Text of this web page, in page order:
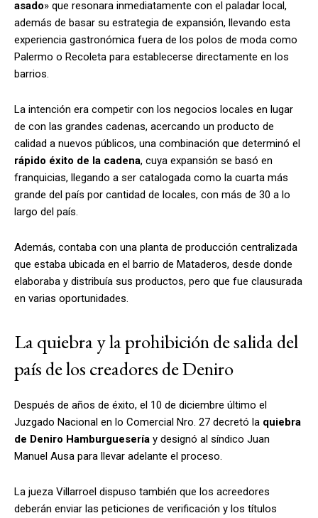
asado» que resonara inmediatamente con el paladar local,
además de basar su estrategia de expansión, llevando esta
experiencia gastronómica fuera de los polos de moda como
Palermo o Recoleta para establecerse directamente en los
barrios.
La intención era competir con los negocios locales en lugar
de con las grandes cadenas, acercando un producto de
calidad a nuevos públicos, una combinación que determinó el
rápido éxito de la cadena, cuya expansión se basó en
franquicias, llegando a ser catalogada como la cuarta más
grande del país por cantidad de locales, con más de 30 a lo
largo del país.
Además, contaba con una planta de producción centralizada
que estaba ubicada en el barrio de Mataderos, desde donde
elaboraba y distribuía sus productos, pero que fue clausurada
en varias oportunidades.
La quiebra y la prohibición de salida del
país de los creadores de Deniro
Después de años de éxito, el 10 de diciembre último el
Juzgado Nacional en lo Comercial Nro. 27 decretó la quiebra
de Deniro Hamburguesería y designó al síndico Juan
Manuel Ausa para llevar adelante el proceso.
La jueza Villarroel dispuso también que los acreedores
deberán enviar las peticiones de verificación y los títulos